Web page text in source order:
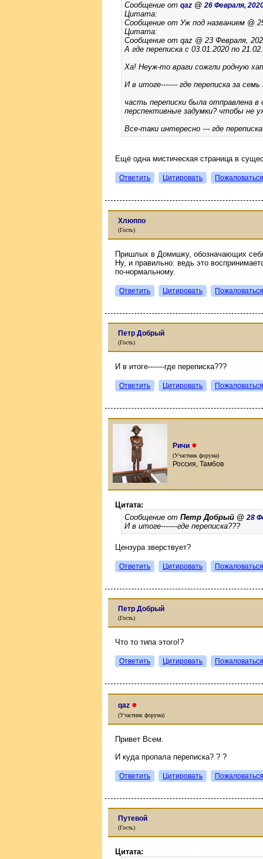
Сообщение от qaz @26 Февраля,
Цитата:
Сообщение от Уж под названием @
Цитата:
Сообщение от qaz @ 23 Февраля,
А где переписка с 03.01.2020 по
Ха! Неуж-то враги сожгли родную
И в итоге------- где переписка за семь
часть переписки была отправлена в
перспективные задумки? чтобы не
Все-таки интересно --- где
Ещё одна мистическая страница в
Ответить Цитировать Пожаловаться
Хлюппо
(Гость)
Пришлых в Домишку, обозначающих
Ну, и правильно: ведь это
по-нормальному.
Ответить Цитировать Пожаловаться
Петр Добрый
(Гость)
И в итоге-------где переписка???
Ответить Цитировать Пожаловаться
Ричи ●
(Участник форума)
Россия, Тамбов
Цитата:
Сообщение от Петр Добрый @ 28
И в итоге-------где переписка???
Цензура зверствует?
Ответить Цитировать Пожаловаться
Петр Добрый
(Гость)
Что то типа этого!?
Ответить Цитировать Пожаловаться
qaz ●
(Участник форума)
Привет Всем.
И куда пропала переписка? ? ?
Ответить Цитировать Пожаловаться
Путевой
(Гость)
Цитата: